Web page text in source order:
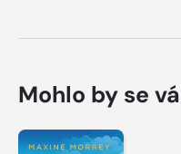
Mohlo by se